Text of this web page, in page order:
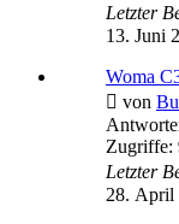
Letzter
13. Juni
Woma
von
Zugriffe:
Letzter
28. April